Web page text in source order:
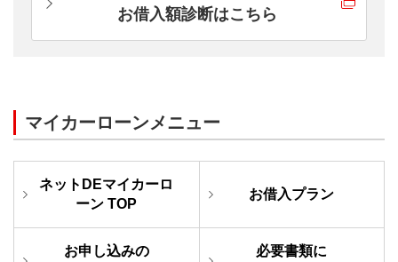
お借入額診断はこちら
マイカーローンメニュー
ネットDEマイカーロ
ーン TOP
お借入プラン
お申し込みの
必要書類に